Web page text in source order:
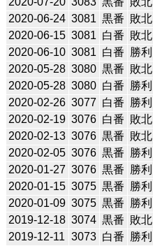
2020-06-24 3081 黒番 敗北
2020-06-15 3081 白番 敗北
2020-06-10 3081 白番 勝利
2020-05-28 3080 黒番 敗北
2020-05-28 3080 白番 勝利
2020-02-26 3077 白番 勝利
2020-02-19 3076 白番 敗北
2020-02-13 3076 黒番 敗北
2020-02-05 3076 黒番 勝利
2020-01-27 3076 黒番 勝利
2020-01-15 3075 黒番 勝利
2020-01-09 3075 黒番 勝利
2019-12-18 3074 黒番 敗北
2019-12-11 3073 白番 勝利